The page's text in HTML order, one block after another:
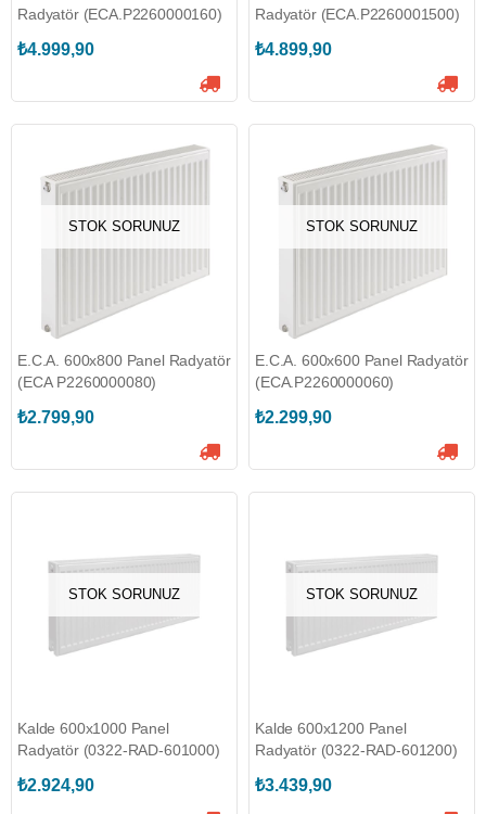
Radyatör (ECA.P2260000160)
₺4.999,90
Radyatör (ECA.P2260001500)
₺4.899,90
STOK SORUNUZ
E.C.A. 600x800 Panel Radyatör
(ECA P2260000080)
₺2.799,90
STOK SORUNUZ
E.C.A. 600x600 Panel Radyatör
(ECA.P2260000060)
₺2.299,90
STOK SORUNUZ
Kalde 600x1000 Panel
Radyatör (0322-RAD-601000)
₺2.924,90
STOK SORUNUZ
Kalde 600x1200 Panel
Radyatör (0322-RAD-601200)
₺3.439,90